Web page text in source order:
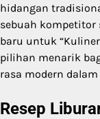
hidangan
sebuah kompetitor
baru untuk
pilihan menarik
rasa modern
Resep